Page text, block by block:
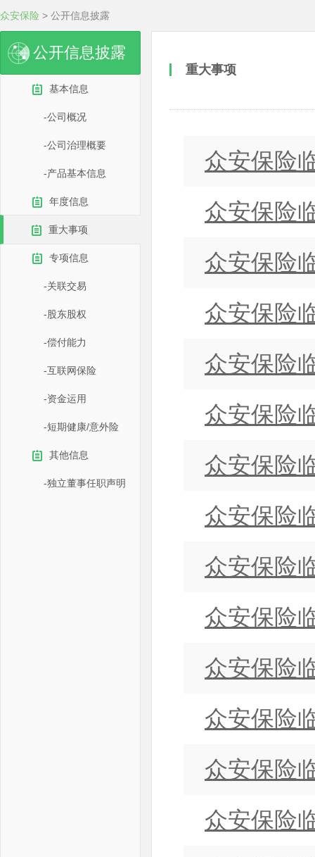
众安保险 > 公开信息披露
公开信息披露
基本信息
-公司概况
-公司治理概要
-产品基本信息
年度信息
重大事项
专项信息
-关联交易
-股东股权
-偿付能力
-互联网保险
-资金运用
-短期健康/意外险
其他信息
-独立董事任职声明
重大事项
众安保险
众安保险
众安保险
众安保险
众安保险
众安保险
众安保险
众安保险
众安保险
众安保险
众安保险
众安保险
众安保险
众安保险